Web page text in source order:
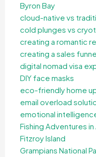
Byron Bay
cloud-native vs
cold plunges vs
creating a romantic
creating a sales
digital nomad visa
DIY face masks
eco-friendly home
email overload
emotional
Fishing Adventures in
Fitzroy Island
Grampians National